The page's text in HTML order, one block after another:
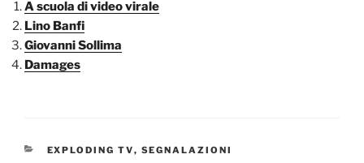
A scuola di video virale
Lino Banfi
Giovanni Sollima
Damages
CATEGORIE
EXPLODING TV, SEGNALAZIONI